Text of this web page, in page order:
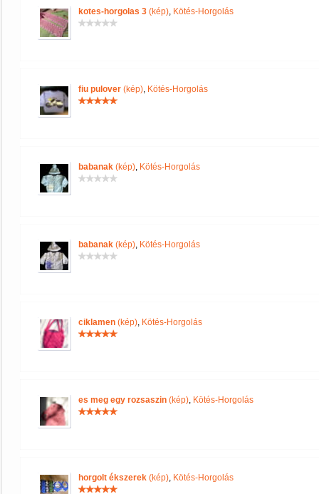
kotes-horgolas 3 (kép), Kötés-Horgolás
fiu pulover (kép), Kötés-Horgolás
babanak (kép), Kötés-Horgolás
babanak (kép), Kötés-Horgolás
ciklamen (kép), Kötés-Horgolás
es meg egy rozsaszin (kép), Kötés-Horgolás
horgolt ékszerek (kép), Kötés-Horgolás